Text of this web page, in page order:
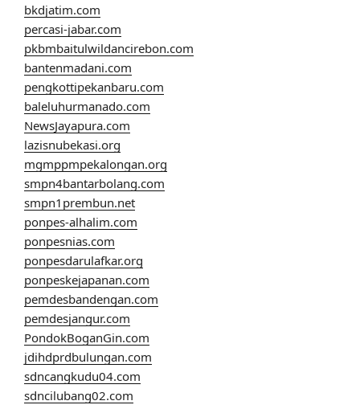
bkdjatim.com
percasi-jabar.com
pkbmbaitulwildancirebon.com
bantenmadani.com
pengkottipekanbaru.com
baleluhurmanado.com
NewsJayapura.com
lazisnubekasi.org
mgmppmpekalongan.org
smpn4bantarbolang.com
smpn1prembun.net
ponpes-alhalim.com
ponpesnias.com
ponpesdarulafkar.org
ponpeskejapanan.com
pemdesbandengan.com
pemdesjangur.com
PondokBoganGin.com
jdihdprdbulungan.com
sdncangkudu04.com
sdncilubang02.com